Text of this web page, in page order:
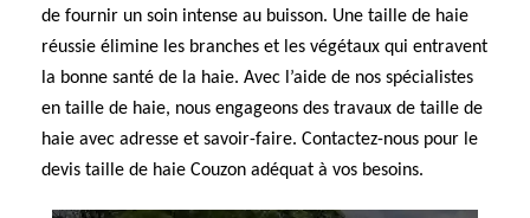
de fournir un soin intense au buisson. Une taille de haie
réussie élimine les branches et les végétaux qui entravent
la bonne santé de la haie. Avec l’aide de nos spécialistes
en taille de haie, nous engageons des travaux de taille de
haie avec adresse et savoir-faire. Contactez-nous pour le
devis taille de haie Couzon adéquat à vos besoins.